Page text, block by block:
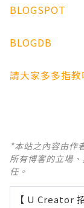
BLOGSPOT
BLOGDB
請大家多多指教
*本站之內容由作
所有博客的立場
任。
【 U Creator